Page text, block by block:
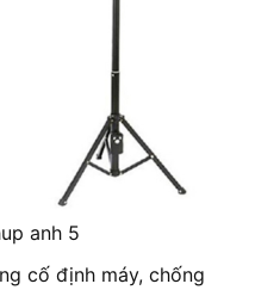
anh 5
cố định máy, chống